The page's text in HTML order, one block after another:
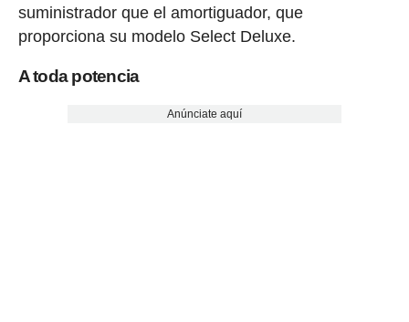
suministrador que el amortiguador, que
proporciona su modelo Select Deluxe.
A toda potencia
Anúnciate aquí